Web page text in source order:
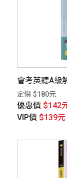
會考英聽A級
定價 $180元
優惠價 $142
VIP價 $139元